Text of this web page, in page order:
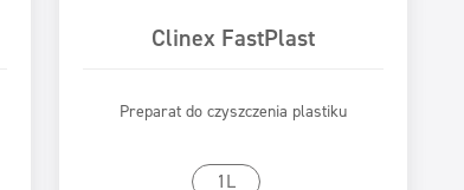
Clinex FastPlast
Preparat do czyszczenia plastiku
1L
Przejdź do produktu